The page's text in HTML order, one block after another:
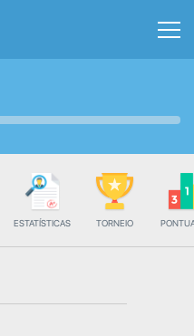
ESTATÍSTICAS TORNEIO